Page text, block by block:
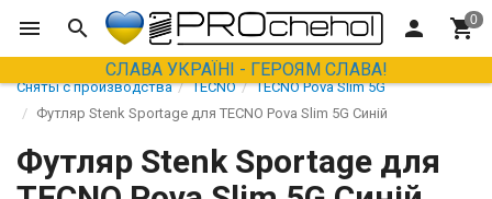
СЛАВА УКРАЇНІ - ГЕРОЯМ СЛАВА!
Сняты с производства TECNO
TECNO Pova Slim 5G
Футляр Stenk Sportage для TECNO Pova Slim 5G Синій
Футляр Stenk Sportage для